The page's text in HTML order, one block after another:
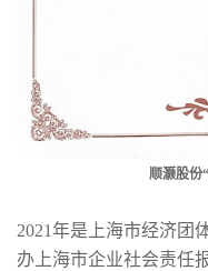
顺灏股份
2021年是上海市经济团
办上海市企业社会责任